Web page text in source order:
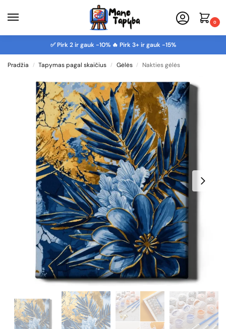
0
✅ Pirk 2 ir gauk -10% 🔥 Pirk 3+ ir gauk -15%
Pradžia / Tapymas pagal skaičius / Gėlės / Nakties gėlės